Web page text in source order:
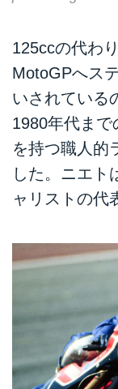
125ccの代わ
MotoGPへス
いされている
1980年代ま
を持つ職人的
した。ニエト
ャリストの代